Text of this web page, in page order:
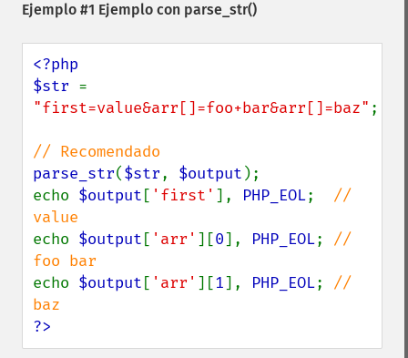
Ejemplo #1 Ejemplo con parse_str()
<?php
$str
"first=value&arr[]=foo+bar&arr[]=baz" ;
parse_str($str, $output );
echo $output [ 'first' ], PHP_EOL; //
echo $output [ 'arr' ][0], PHP_EOL; //
echo $output [ 'arr' ][1], PHP_EOL; //
?>